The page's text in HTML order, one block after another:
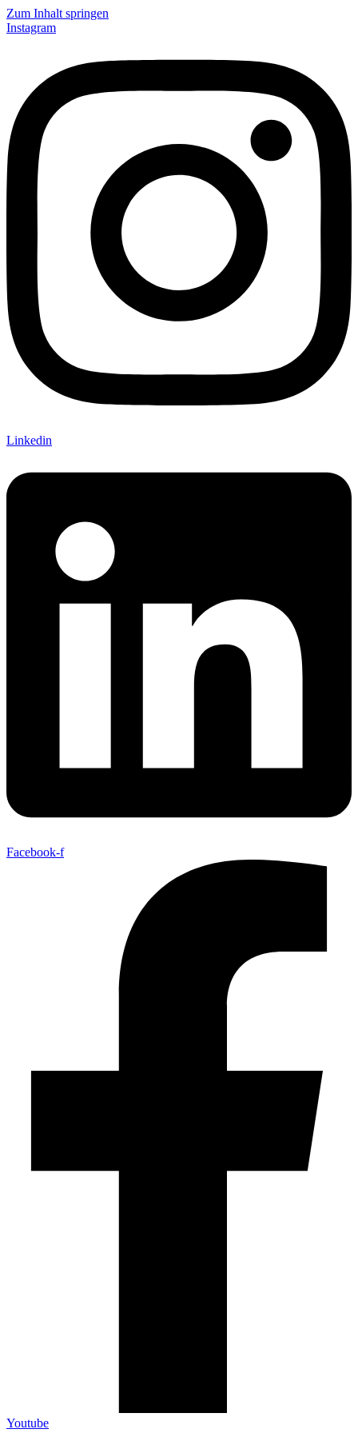
Zum Inhalt springen
Instagram
Linkedin
Facebook-f
Youtube